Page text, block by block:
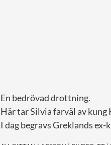
En bedrövad drottning.
Här tar Silvia farväl av
I dag begravs Greklands ex-